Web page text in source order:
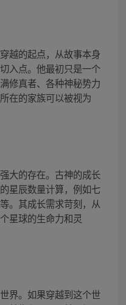
越的起点，从故事本身
入点。他最初只是一个
修真者、各种神秘势力
在的家族可以被视为
大的存在。古神的成长
星辰数量计算，例如七
。其成长需求苛刻，从
星球的生命力和灵
界。如果穿越到这个世